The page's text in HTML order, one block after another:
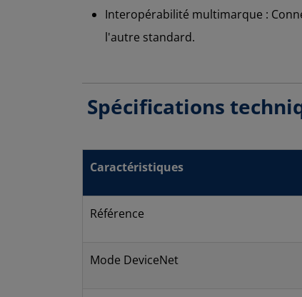
Interopérabilité multimarque :
l'autre standard.
Spécifications
Caractéristiques
Référence
Mode DeviceNet